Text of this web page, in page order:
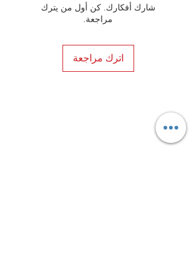
شارك أفكارك. كن أول من يترك
مراجعة.
اترك مراجعة